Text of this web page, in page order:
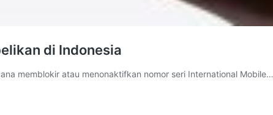
di Indonesia
memblokir atau menonaktifkan nomor seri International Mobile…